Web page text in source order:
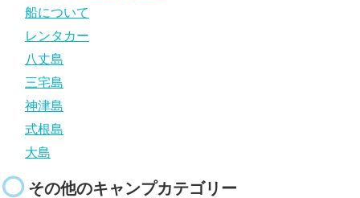
船について
レンタカー
八丈島
三宅島
神津島
式根島
大島
その他のキャンプカテゴリー